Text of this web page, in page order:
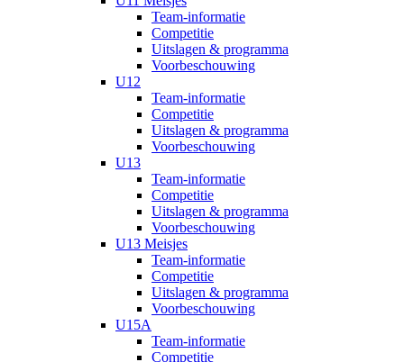
Team-informatie
Competitie
Uitslagen & programma
Voorbeschouwing
U12
Team-informatie
Competitie
Uitslagen & programma
Voorbeschouwing
U13
Team-informatie
Competitie
Uitslagen & programma
Voorbeschouwing
U13 Meisjes
Team-informatie
Competitie
Uitslagen & programma
Voorbeschouwing
U15A
Team-informatie
Competitie